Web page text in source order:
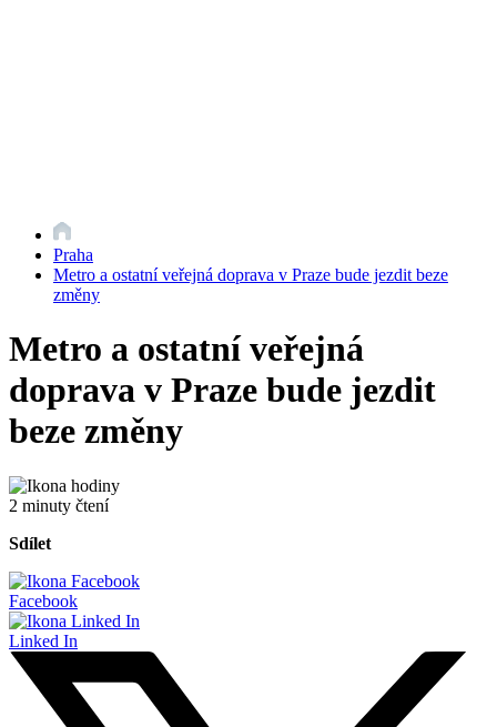
Praha
Metro a ostatní veřejná doprava v Praze bude jezdit beze
změny
Metro a ostatní veřejná
doprava v Praze bude jezdit
beze změny
2 minuty čtení
Sdílet
Facebook
Linked In